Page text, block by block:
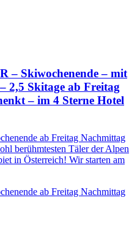
– Skiwochenende – mit
2,5 Skitage ab Freitag
– im 4 Sterne Hotel
ab Freitag Nachmittag
berühmtesten Täler der Alpen
in Österreich! Wir starten am
ab Freitag Nachmittag